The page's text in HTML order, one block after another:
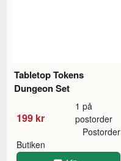
Tabletop Tokens
Dungeon Set
199 kr
1 på
postorder
Butiken
Postorder